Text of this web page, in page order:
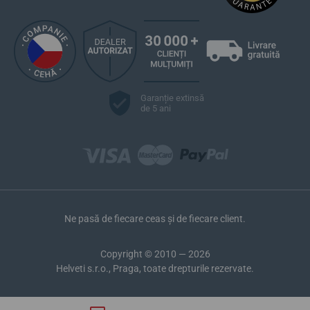
Garanție extinsă
de 5 ani
Ne pasă de fiecare ceas și de fiecare client.
Copyright © 2010 — 2026
Helveti s.r.o., Praga, toate drepturile rezervate.